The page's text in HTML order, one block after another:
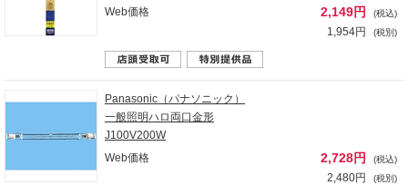
Web価格
2,149円 (税込)
1,954円 (税別)
Panasonic（パナソニック）
一般照明ハロ両口金形
J100V200W
Web価格
2,728円 (税込)
2,480円 (税別)